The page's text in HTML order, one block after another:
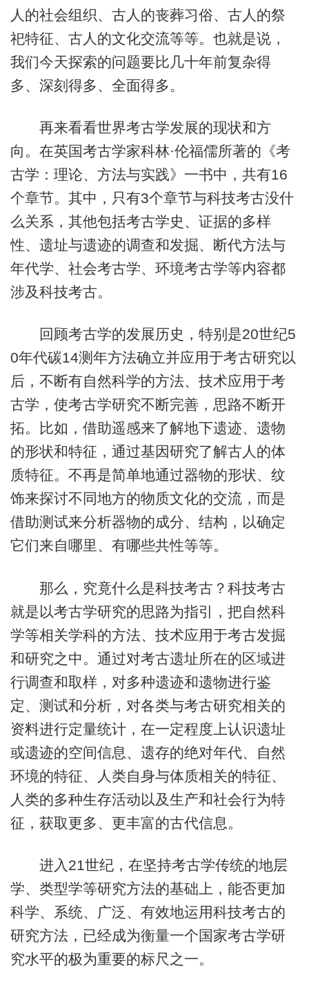
人的社会组织、古人的丧葬习俗、古人的祭
祀特征、古人的文化交流等等。也就是说，
我们今天探索的问题要比几十年前复杂得
多、深刻得多、全面得多。
再来看看世界考古学发展的现状和方
向。在英国考古学家科林·伦福儒所著的《考
古学：理论、方法与实践》一书中，共有16
个章节。其中，只有3个章节与科技考古没什
么关系，其他包括考古学史、证据的多样
性、遗址与遗迹的调查和发掘、断代方法与
年代学、社会考古学、环境考古学等内容都
涉及科技考古。
回顾考古学的发展历史，特别是20世纪5
0年代碳14测年方法确立并应用于考古研究以
后，不断有自然科学的方法、技术应用于考
古学，使考古学研究不断完善，思路不断开
拓。比如，借助遥感来了解地下遗迹、遗物
的形状和特征，通过基因研究了解古人的体
质特征。不再是简单地通过器物的形状、纹
饰来探讨不同地方的物质文化的交流，而是
借助测试来分析器物的成分、结构，以确定
它们来自哪里、有哪些共性等等。
那么，究竟什么是科技考古？科技考古
就是以考古学研究的思路为指引，把自然科
学等相关学科的方法、技术应用于考古发掘
和研究之中。通过对考古遗址所在的区域进
行调查和取样，对多种遗迹和遗物进行鉴
定、测试和分析，对各类与考古研究相关的
资料进行定量统计，在一定程度上认识遗址
或遗迹的空间信息、遗存的绝对年代、自然
环境的特征、人类自身与体质相关的特征、
人类的多种生存活动以及生产和社会行为特
征，获取更多、更丰富的古代信息。
进入21世纪，在坚持考古学传统的地层
学、类型学等研究方法的基础上，能否更加
科学、系统、广泛、有效地运用科技考古的
研究方法，已经成为衡量一个国家考古学研
究水平的极为重要的标尺之一。